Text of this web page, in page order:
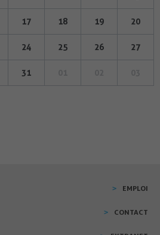
17 18 19 20
24 25 26 27
31
EMPLOI
CONTACT